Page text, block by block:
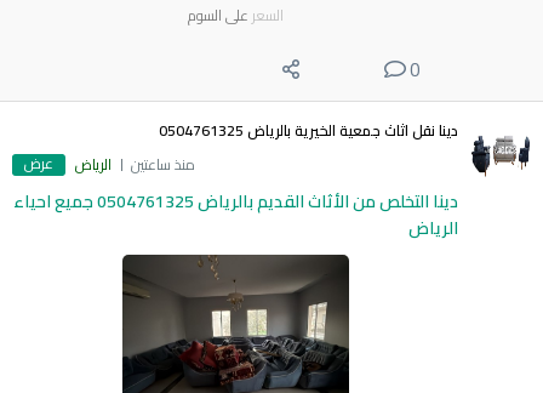
السعر على السوم
0
دينا نقل اثاث جمعية الخيرية بالرياض 0504761325
منذ ساعتين
الرياض عرض
دينا التخلص من الأثاث القديم بالرياض 0504761325 جميع احياء
الرياض